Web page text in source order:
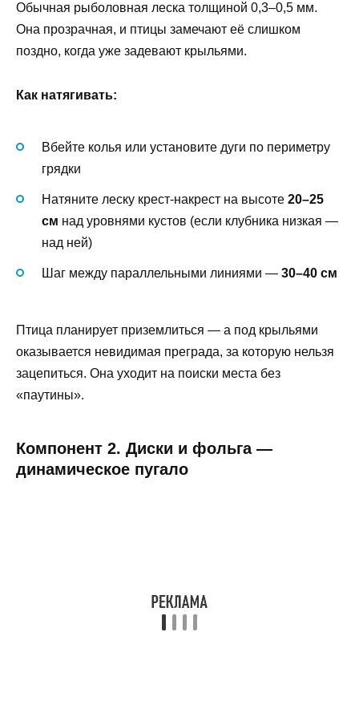
Обычная рыболовная леска толщиной 0,3–0,5 мм.
Она прозрачная, и птицы замечают её слишком
поздно, когда уже задевают крыльями.
Как натягивать:
Вбейте колья или установите дуги по периметру
грядки
Натяните леску крест-накрест на высоте 20–25
см над уровнями кустов (если клубника низкая —
над ней)
Шаг между параллельными линиями — 30–40 см
Птица планирует приземлиться — а под крыльями
оказывается невидимая преграда, за которую нельзя
зацепиться. Она уходит на поиски места без
«паутины».
Компонент 2. Диски и фольга —
динамическое пугало